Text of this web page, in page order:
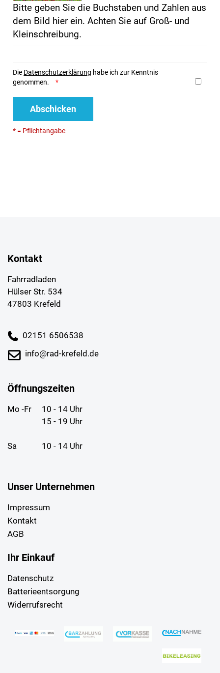
Bitte geben Sie die Buchstaben und Zahlen aus
dem Bild hier ein. Achten Sie auf Groß- und
Kleinschreibung.
Die Datenschutzerklärung habe ich zur Kenntnis
genommen.
Abschicken
* = Pflichtangabe
Kontakt
Fahrradladen
Hülser Str. 534
47803 Krefeld
02151 6506538
info@rad-krefeld.de
Öffnungszeiten
Mo -Fr
10 - 14 Uhr
15 - 19 Uhr
Sa 10 - 14 Uhr
Unser Unternehmen
Impressum
Kontakt
AGB
Ihr Einkauf
Datenschutz
Batterieentsorgung
Widerrufsrecht